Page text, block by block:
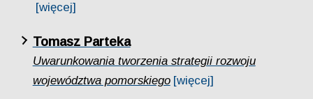
[więcej]
Tomasz Parteka
Uwarunkowania tworzenia strategii rozwoju
województwa pomorskiego [więcej]